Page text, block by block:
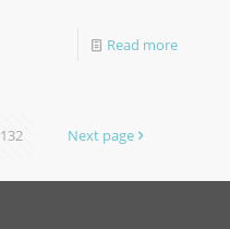
Read more
132 Next page